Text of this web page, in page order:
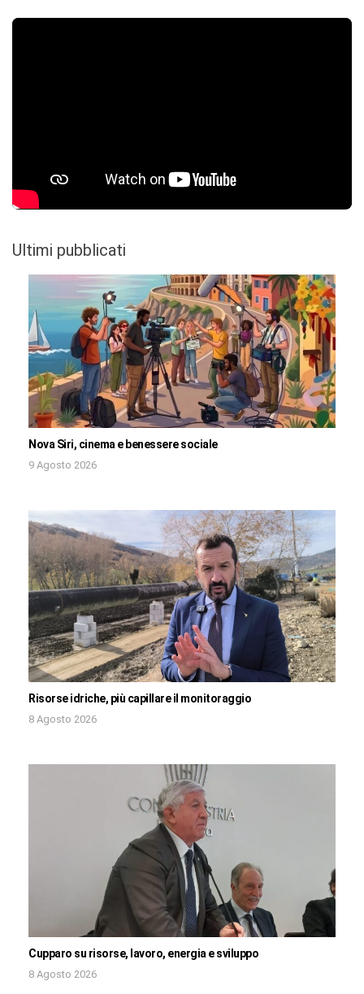
Ultimi pubblicati
Nova Siri, cinema e benessere sociale
9 Agosto 2026
Risorse idriche, più capillare il monitoraggio
8 Agosto 2026
Cupparo su risorse, lavoro, energia e sviluppo
8 Agosto 2026